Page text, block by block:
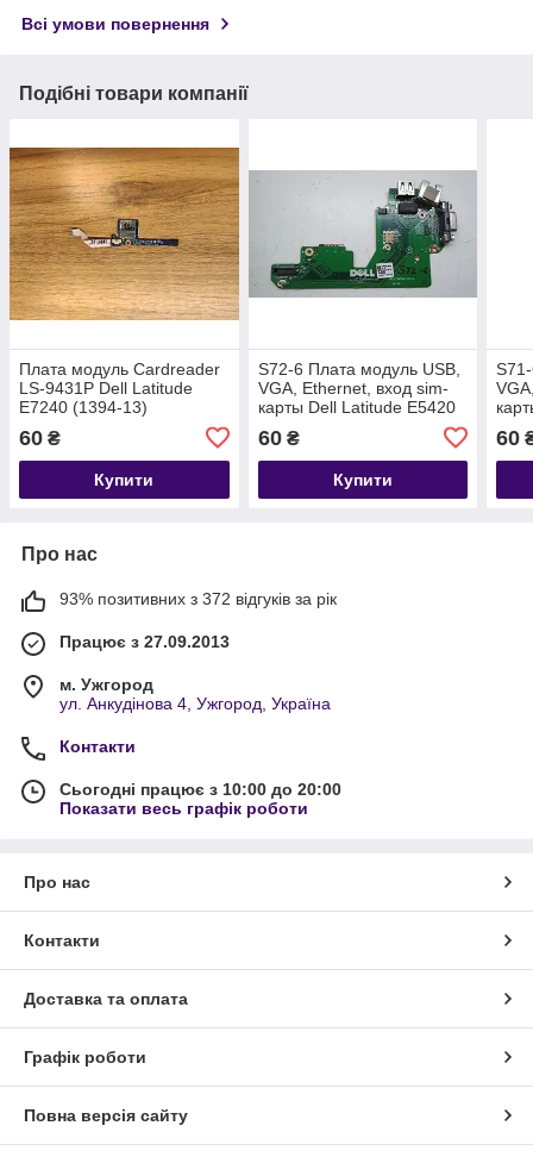
Всі умови повернення
Подібні товари компанії
Плата модуль Cardreader
LS-9431P Dell Latitude
E7240 (1394-13)
60 ₴
Купити
S72-6 Плата модуль USB,
VGA, Ethernet, вход sim-
карты Dell Latitude E5420
P/N:63N3K, 01015W500-
595-G
60₴
Купити
60
Про нас
93% позитивних з 372 відгуків за рік
Працює з 27.09.2013
м. Ужгород
ул. Анкудінова 4, Ужгород, Україна
Контакти
Сьогодні працює з 10:00 до 20:00
Показати весь графік роботи
Про нас
Контакти
Доставка та оплата
Графік роботи
Повна версія сайту